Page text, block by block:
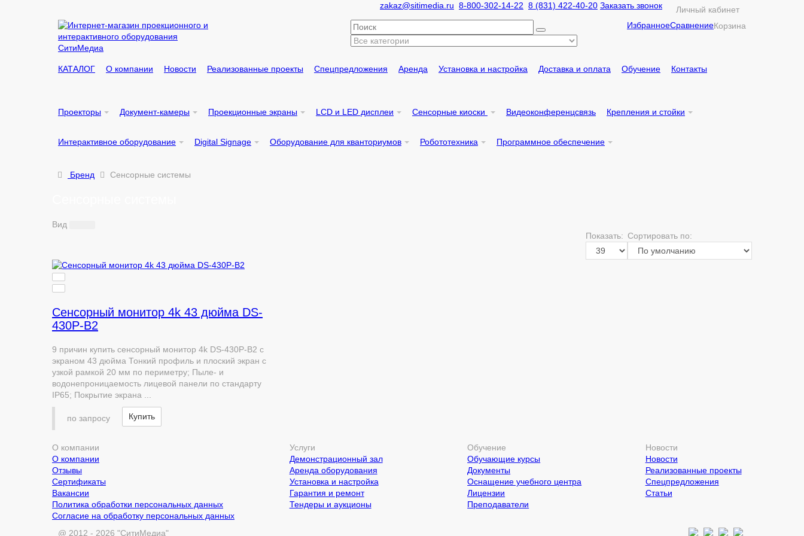
Личный кабинет
Заказать звонок
8 (831) 422-40-20
8-800-302-14-22
zakaz@sitimedia.ru
Корзина
Сравнение
Избранное
КАТАЛОГ О компании Новости Реализованные проекты Спецпредложения Аренда Установка и настройка Доставка и оплата Обучение Контакты
Проекторы Документ-камеры Проекционные экраны LCD и LED дисплеи Сенсорные киоски Видеоконференцсвязь Крепления и стойки
Интерактивное оборудование Digital Signage Оборудование для кванториумов Робототехника Программное обеспечение
Бренд Сенсорные системы
Вид
Сортировать по:
Показать:
Сенсорный монитор 4k 43 дюйма DS-
430P-B2
9 причин купить сенсорный монитор 4k DS-430P-B2 с
экраном 43 дюйма Тонкий профиль и плоский экран с
узкой рамкой 20 мм по периметру; Пыле- и
водонепроницаемость лицевой панели по стандарту
IP65; Покрытие экрана ...
по запросу Купить
О компании
О компании
Отзывы
Сертификаты
Вакансии
Политика обработки персональных данных
Согласие на обработку персональных данных
Услуги
Демонстрационный зал
Аренда оборудования
Установка и настройка
Гарантия и ремонт
Тендеры и аукционы
Обучение
Обучающие курсы
Документы
Оснащение учебного центра
Лицензии
Преподаватели
Новости
Новости
Реализованные проекты
Спецпредложения
Статьи
@ 2012 - 2026 "СитиМедиа"